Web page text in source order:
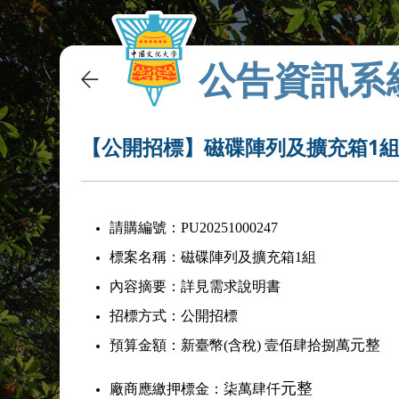
公告資訊系
【公開招標】磁碟陣列及擴充箱1
請購編號：PU20251000247
標案名稱：磁碟陣列及擴充箱1組
內容摘要：詳見需求說明書
招標方式：公開招標
預算金額：新臺幣(含稅) 壹佰肆拾捌萬元整
廠商應繳押標金：柒萬肆仟元整